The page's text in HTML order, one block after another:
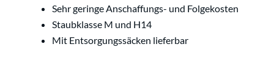
Sehr geringe Anschaffungs- und Folgekosten
Staubklasse M und H14
Mit Entsorgungssäcken lieferbar